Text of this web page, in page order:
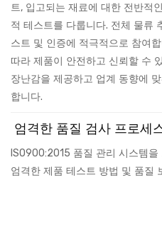
트, 입고되는 재료에 대한 전반적
적 테스트를 다룹니다. 전체 물류
스트 및 인증에 적극적으로 참여
따라 제품이 안전하고 신뢰할 수
장난감을 제공하고 업계 동향에
합니다.
엄격한 품질 검사 프로세
ISO900:2015 품질 관리 시스템
엄격한 제품 테스트 방법 및 품질